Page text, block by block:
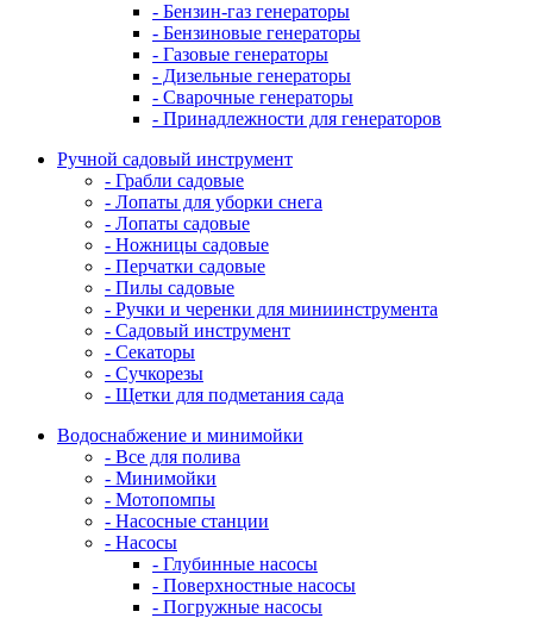
- Бензин-газ генераторы
- Бензиновые генераторы
- Газовые генераторы
- Дизельные генераторы
- Сварочные генераторы
- Принадлежности для генераторов
Ручной садовый инструмент
- Грабли садовые
- Лопаты для уборки снега
- Лопаты садовые
- Ножницы садовые
- Перчатки садовые
- Пилы садовые
- Ручки и черенки для миниинструмента
- Садовый инструмент
- Секаторы
- Сучкорезы
- Щетки для подметания сада
Водоснабжение и минимойки
- Все для полива
- Минимойки
- Мотопомпы
- Насосные станции
- Насосы
- Глубинные насосы
- Поверхностные насосы
- Погружные насосы